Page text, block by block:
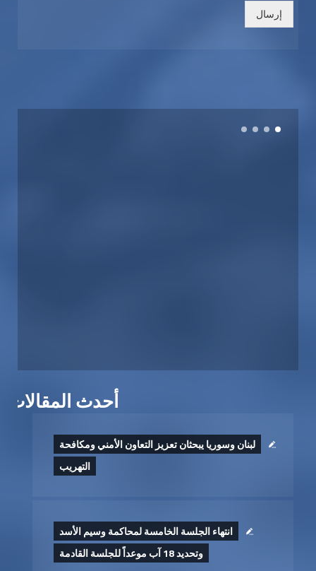
إرسال
أحدث المقالات
لبنان وسوريا يبحثان تعزيز التعاون الأمني ومكافحة
التهريب
انتهاء الجلسة الخامسة لمحاكمة وسيم الأسد
وتحديد 18 آب موعداً للجلسة القادمة